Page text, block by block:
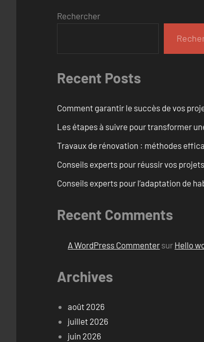
Rechercher
Recent Posts
Comment garantir le succès de vos
Les étapes à suivre pour transformer
Travaux de rénovation : méthodes
Conseils experts pour réussir vos
Conseils experts pour l’adaptation de
Recent Comments
A WordPress Commenter sur Hello
Archives
août 2026
juillet 2026
juin 2026